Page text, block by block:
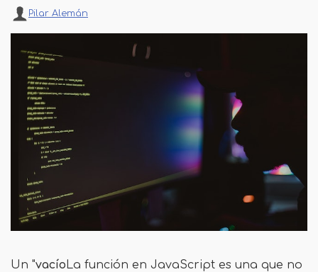
Pilar Alemán
Un "vacío La función en JavaScript es una que no